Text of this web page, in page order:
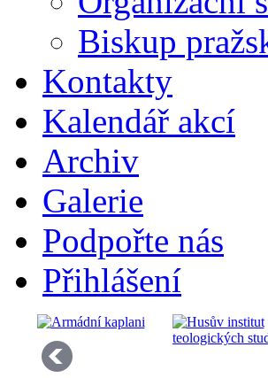
Biskup
Kontakty
Kalendář akcí
Archiv
Galerie
Podpořte nás
Přihlášení